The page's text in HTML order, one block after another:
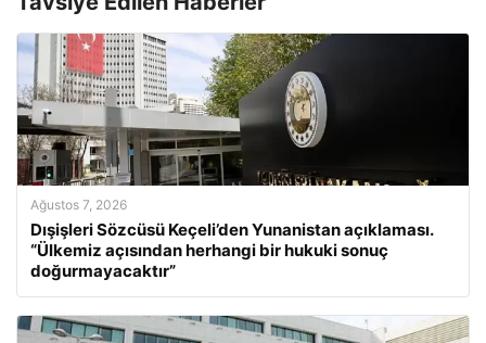
Ağustos 7, 2026
Dışişleri Sözcüsü Keçeli’den Yunanistan açıklaması.
“Ülkemiz açısından herhangi bir hukuki sonuç
doğurmayacaktır”